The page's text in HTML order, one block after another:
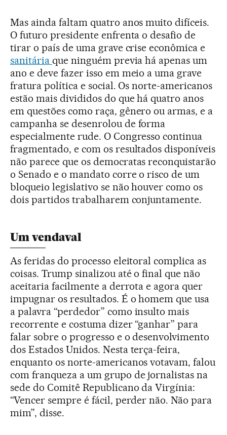
Mas ainda faltam quatro anos muito difíceis.
O futuro presidente enfrenta o desafio de
tirar o país de uma grave crise econômica e
sanitária que ninguém previa há apenas um
ano e deve fazer isso em meio a uma grave
fratura política e social. Os norte-americanos
estão mais divididos do que há quatro anos
em questões como raça, gênero ou armas, e a
campanha se desenrolou de forma
especialmente rude. O Congresso continua
fragmentado, e com os resultados disponíveis
não parece que os democratas reconquistarão
o Senado e o mandato corre o risco de um
bloqueio legislativo se não houver como os
dois partidos trabalharem conjuntamente.
Um vendaval
As feridas do processo eleitoral complica as
coisas. Trump sinalizou até o final que não
aceitaria facilmente a derrota e agora quer
impugnar os resultados. É o homem que usa
a palavra “perdedor” como insulto mais
recorrente e costuma dizer “ganhar” para
falar sobre o progresso e o desenvolvimento
dos Estados Unidos. Nesta terça-feira,
enquanto os norte-americanos votavam, falou
com franqueza a um grupo de jornalistas na
sede do Comitê Republicano da Virgínia:
“Vencer sempre é fácil, perder não. Não para
mim”, disse.